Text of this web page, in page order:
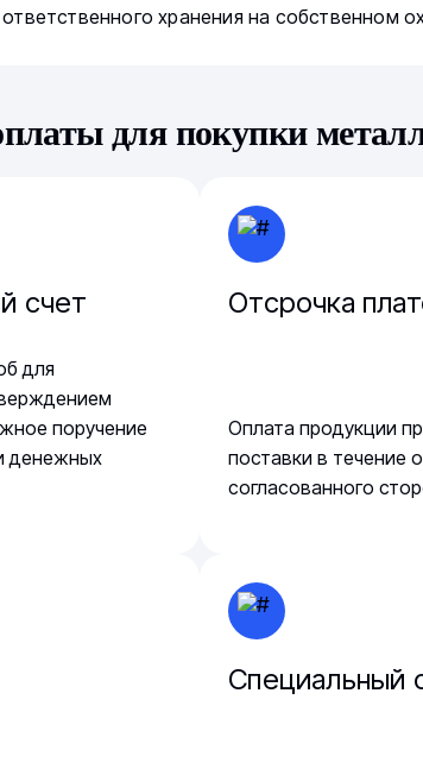
хранения на собственном
для покупки
счет
для
поручение
денежных
Отсрочка
Оплата продукции
поставки в течение
согласованного
Специальный